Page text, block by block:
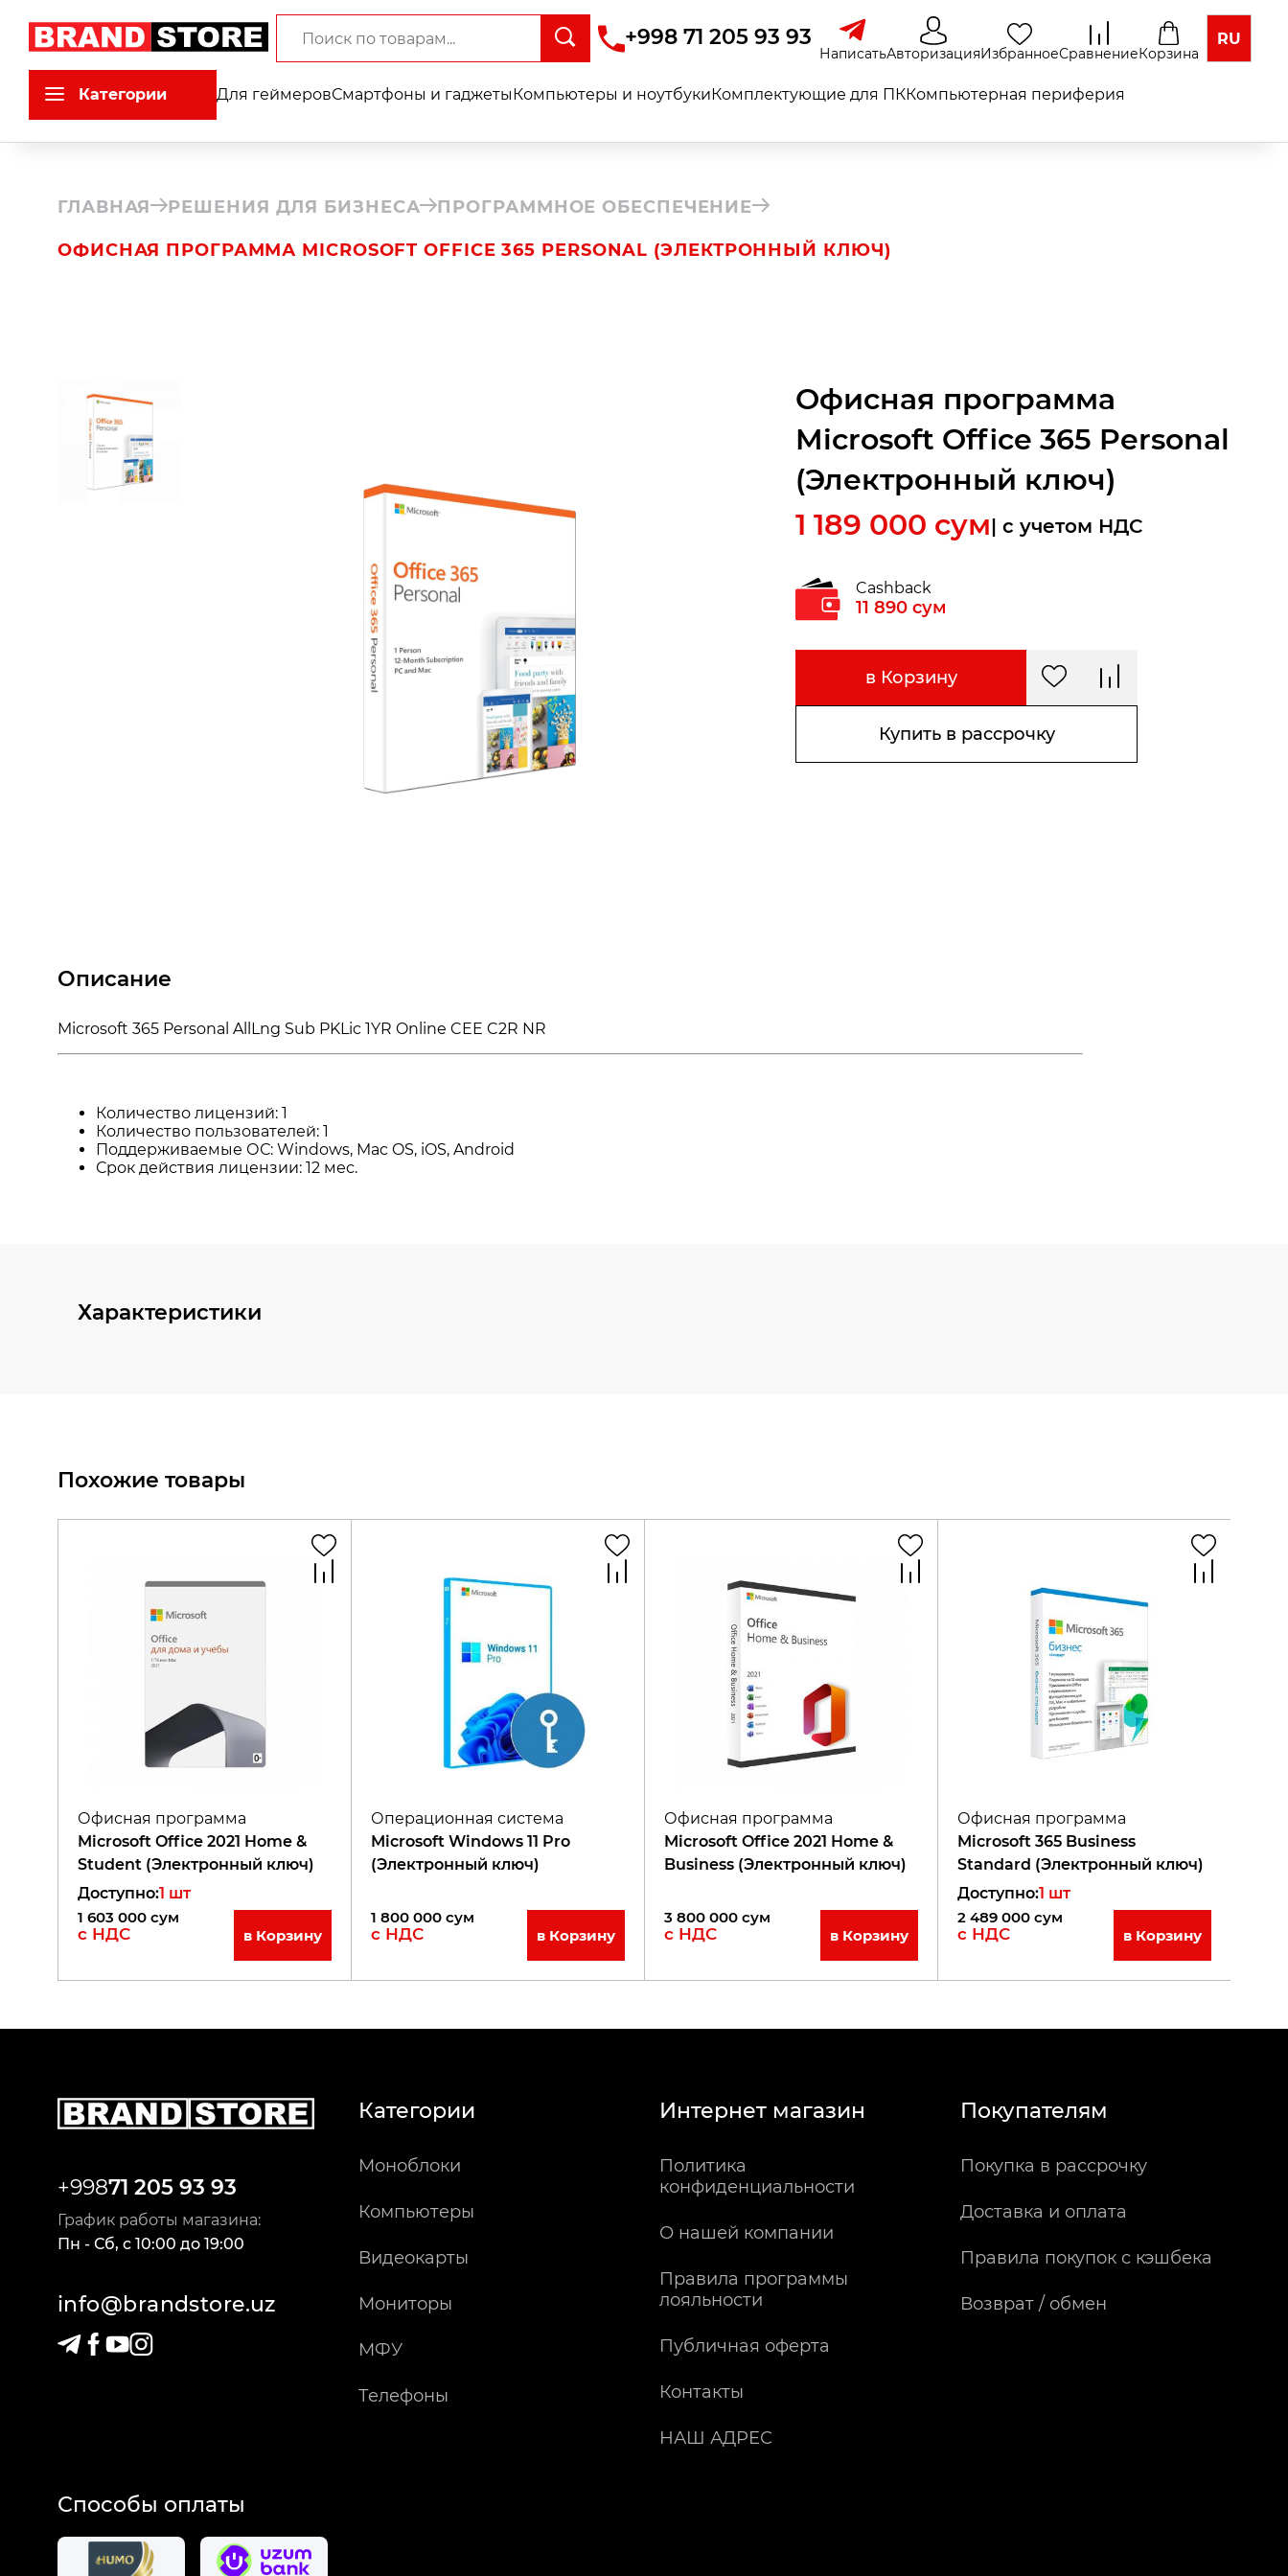
+998 71 205 93 93
НаписатьАвторизацияИзбранноеСравнениеКорзина
RU
Категории Для геймеровСмартфоны и гаджетыКомпьютеры и ноутбукиКомплектующие для ПККомпьютерная периферия
ГЛАВНАЯ РЕШЕНИЯ ДЛЯ БИЗНЕСА ПРОГРАММНОЕ ОБЕСПЕЧЕНИЕ
ОФИСНАЯ ПРОГРАММА MICROSOFT OFFICE 365 PERSONAL (ЭЛЕКТРОННЫЙ КЛЮЧ)
Офисная программа
Microsoft Office 365 Personal
(Электронный ключ)
1 189 000 сум| c учетом НДС
Cashback
11 890 сум
в Корзину
Купить в рассрочку
Описание
Характеристики
Похожие товары
Офисная программа
Microsoft Office 2021 Home &
Student (Электронный ключ)
Доступно:1 шт
1 603 000 сум
с НДС в Корзину
Операционная система
Microsoft Windows 11 Pro
(Электронный ключ)
1 800 000 сум
с НДС в Корзину
Офисная программа
Microsoft Office 2021 Home &
Business (Электронный ключ)
3 800 000 сум
с НДС в Корзину
Офисная программа
Microsoft 365 Business
Standard (Электронный ключ)
Доступно:1 шт
2 489 000 сум
с НДС в Корзину
+99871 205 93 93
График работы магазина:
Пн - Сб, c 10:00 до 19:00
info@brandstore.uz
Категории
Моноблоки
Компьютеры
Видеокарты
Мониторы
МФУ
Телефоны
Интернет магазин
Политика
конфиденциальности
О нашей компании
Правила программы
лояльности
Публичная оферта
Контакты
НАШ АДРЕС
Покупателям
Покупка в рассрочку
Доставка и оплата
Правила покупок с кэшбека
Возврат / обмен
Способы оплаты